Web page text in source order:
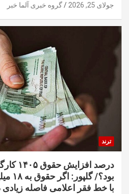
جولای 25, 2026 گروه خبری آلما خبر
ترند
درصد
با خط فقر اعلامی فاصله زیادی